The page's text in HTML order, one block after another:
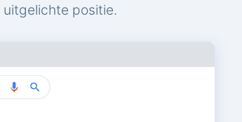
uitgelichte positie.